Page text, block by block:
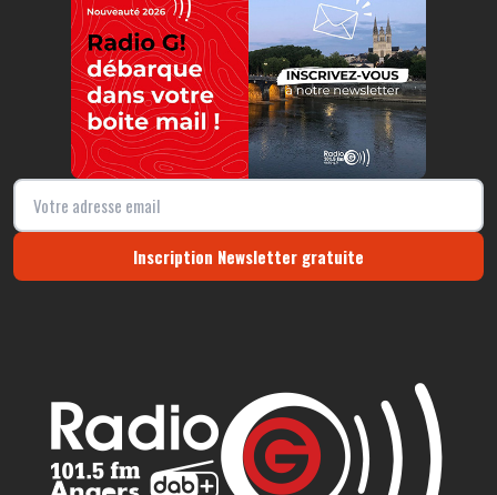
Inscription Newsletter gratuite